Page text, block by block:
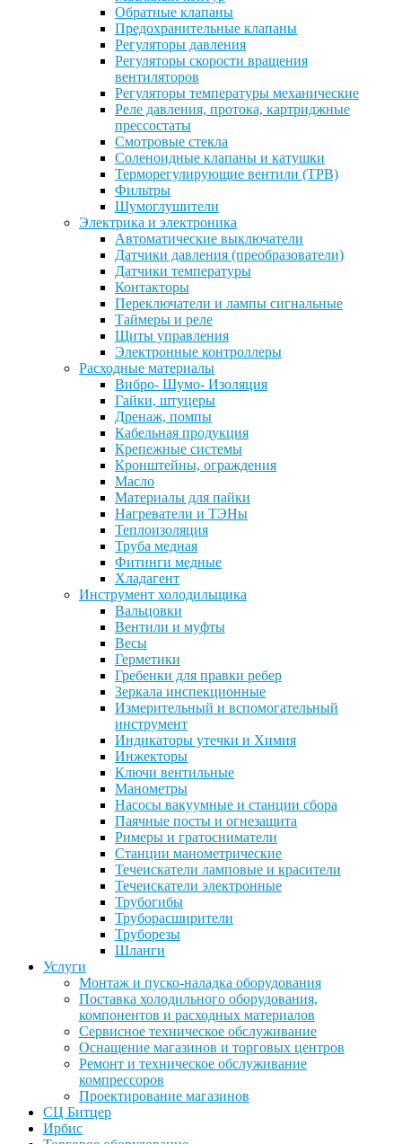
Обратные клапаны
Предохранительные клапаны
Регуляторы давления
Регуляторы скорости вращения
вентиляторов
Регуляторы температуры механические
Реле давления, протока, картриджные
прессостаты
Смотровые стекла
Соленоидные клапаны и катушки
Терморегулирующие вентили (ТРВ)
Фильтры
Шумоглушители
Электрика и электроника
Автоматические выключатели
Датчики давления (преобразователи)
Датчики температуры
Контакторы
Переключатели и лампы сигнальные
Таймеры и реле
Щиты управления
Электронные контроллеры
Расходные материалы
Вибро- Шумо- Изоляция
Гайки, штуцеры
Дренаж, помпы
Кабельная продукция
Крепежные системы
Кронштейны, ограждения
Масло
Материалы для пайки
Нагреватели и ТЭНы
Теплоизоляция
Труба медная
Фитинги медные
Хладагент
Инструмент холодильщика
Вальцовки
Вентили и муфты
Весы
Герметики
Гребенки для правки ребер
Зеркала инспекционные
Измерительный и вспомогательный
инструмент
Индикаторы утечки и Химия
Инжекторы
Ключи вентильные
Манометры
Насосы вакуумные и станции сбора
Паячные посты и огнезащита
Римеры и гратосниматели
Станции манометрические
Течеискатели ламповые и красители
Течеискатели электронные
Трубогибы
Труборасширители
Труборезы
Шланги
Услуги
Монтаж и пуско-наладка оборудования
Поставка холодильного оборудования,
компонентов и расходных материалов
Сервисное техническое обслуживание
Оснащение магазинов и торговых центров
Ремонт и техническое обслуживание
компрессоров
Проектирование магазинов
СЦ Битцер
Ирбис